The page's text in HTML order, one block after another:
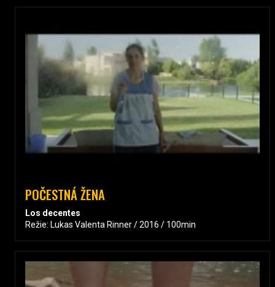
POČESTNÁ ŽENA
Los decentes
Režie: Lukas Valenta Rinner / 2016 / 100min